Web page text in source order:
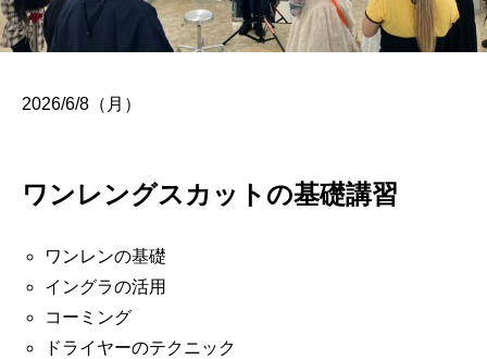
2026/6/8（月）
ワンレングスカットの基礎講習
ワンレンの基礎
イングラの活用
コーミング
ドライヤーのテクニック